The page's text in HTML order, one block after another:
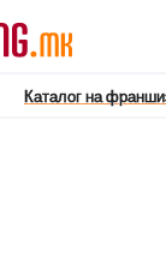
Каталог на